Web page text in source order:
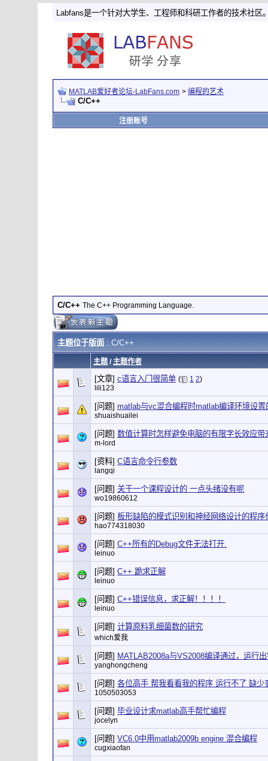
Labfans是一个针对大学生、工程师和科研工作者的技术社区
MATLAB爱好者论坛-LabFans.com > 编程的艺术
C/C++
注册账号
C/C++ The C++ Programming Language.
主题位于版面: C/C++
主题/ 主题作者
[文章] c语言入门很简单 ( 1 2)
lili123
[问题] matlab与vc混合编程时matlab编译环境设置
shuaishuailei
[问题] 数值计算时怎样避免电脑的有限字长效应带
m-lord
[资料] C语言命令行参数
langqi
[问题] 关于一个课程设计的 一点头绪没有呢
wo19860612
[问题] 板形缺陷的模式识别和神经网络设计的程序
hao774318030
[问题] C++所有的Debug文件无法打开.
leinuo
[问题] C++ 跪求正解
leinuo
[问题] C++错误信息，求正解！！！！
leinuo
[问题] 计算原料乳细菌数的研究
which爱我
[问题] MATLAB2008a与VS2008编译通过，运行
yanghongcheng
[问题] 各位高手 帮我看看我的程序 运行不了 缺少
1050503053
[问题] 毕业设计求matlab高手帮忙编程
jocelyn
[问题] VC6.0中用matlab2009b engine 混合编程
cugxiaofan